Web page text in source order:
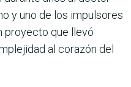
y uno de los impulsores
proyecto que llevó
al corazón del